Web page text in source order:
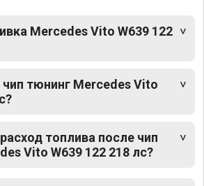
Mercedes Vito W639 122
тюнинг Mercedes Vito
топлива после чип
Vito W639 122 218 лс?